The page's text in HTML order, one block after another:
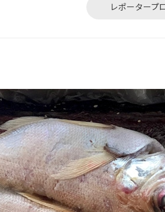
レポータープ